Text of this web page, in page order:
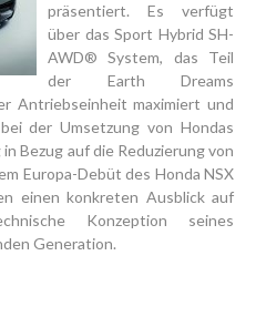
präsentiert. Es verfügt
über das Sport Hybrid SH-
AWD® System, das Teil
der Earth Dreams
Antriebseinheit maximiert und
der Umsetzung von Hondas
Bezug auf die Reduzierung von
Europa-Debüt des Honda NSX
einen konkreten Ausblick auf
Konzeption seines
Generation.